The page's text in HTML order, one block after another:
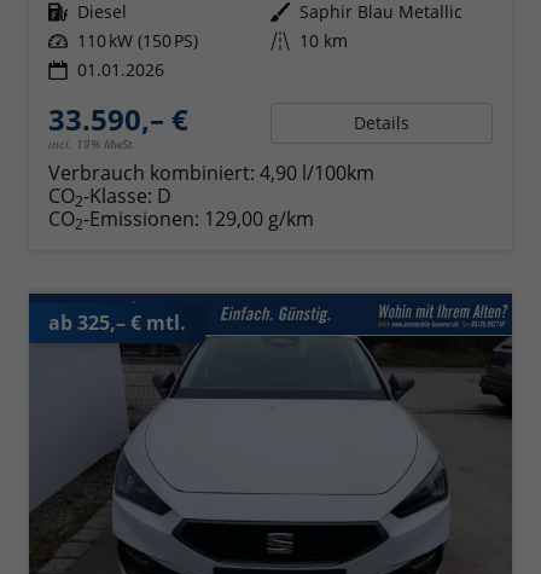
Kraftstoff Diesel Außenfarbe Saphir Blau Metallic
Leistung 110 kW (150 PS) Kilometerstand 10 km
01.01.2026
33.590,– €
incl. 19% MwSt.
Details
Verbrauch kombiniert: 4,90 l/100km
CO2-Klasse: D
CO2-Emissionen: 129,00 g/km
ab 325,– € mtl.